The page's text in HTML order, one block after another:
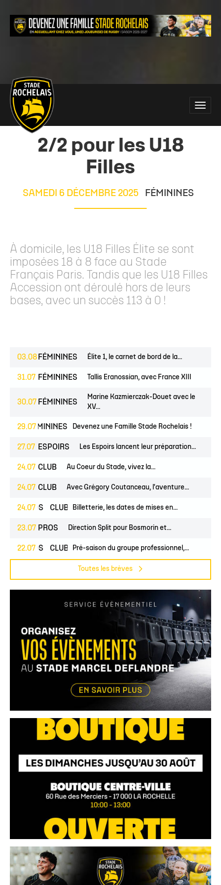
Main
site
navigation
Toggle
2/2 pour les U18
Filles
SAMEDI 6 DÉCEMBRE 2025 FÉMININES
À domicile, les U18 Filles Élite se sont
imposées 18 à 8 face au Stade
Français Paris. Tandis que les U18 Filles
Accession ont déroulé hors de leurs
bases, avec un succès 113 à 0 !
03.08 FÉMININES Élite 1, le carnet de bord de la...
31.07 FÉMININES Tallis Eranossian, avec France XIII
30.07 FÉMININES
Marine Kazmierczak-Douet avec le
XV...
29.07
FÉMININES CLUBDevenez une Famille Stade Rochelais !
27.07 ESPOIRS Les Espoirs lancent leur préparation...
24.07 CLUB Au Coeur du Stade, vivez la...
24.07 CLUB Avec Grégory Coutanceau, l'aventure...
24.07
PROS CLUB Billetterie, les dates de mises en...
23.07 PROS Direction Split pour Bosmorin et...
22.07
PROS CLUB Pré-saison du groupe professionnel,...
Toutes les brèves